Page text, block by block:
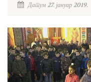
Датум 27. јануар 2019.